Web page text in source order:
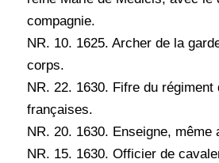
compagnie.
NR. 10. 1625. Archer de la
corps.
NR. 22. 1630. Fifre du régiment
françaises.
NR. 20. 1630. Enseigne, même
NR. 15. 1630. Officier de